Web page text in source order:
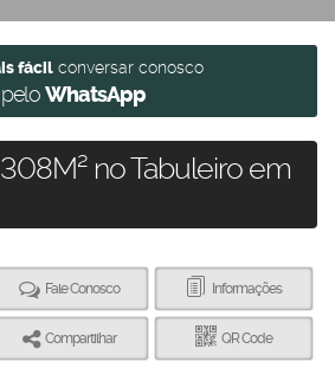
fácil conversar conosco
WhatsApp
no Tabuleiro em
Fale Conosco Informações
Compartilhar QR Code